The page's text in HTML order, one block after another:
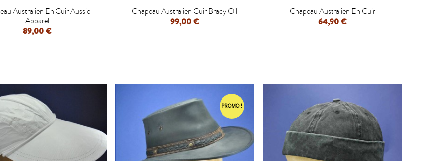
Australien En Cuir Aussie
Apparel
89,00 €
Chapeau Australien Cuir Brady Oil
99,00 €

Chapeau Australien En Cuir
64,90 €
PROMO !